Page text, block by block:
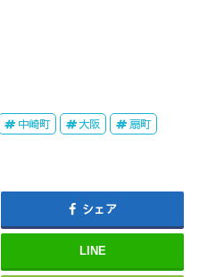
中崎町 大阪
扇町
シェア
LINE